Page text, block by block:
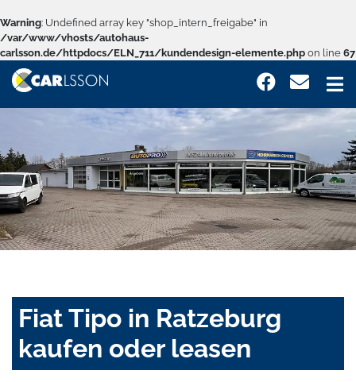
Warning: Undefined array key "shop_intern_freigabe" in
/var/www/vhosts/autohaus-
carlsson.de/httpdocs/ELN_711/kundendesign-elemente.php on line 67
Fiat Tipo in Ratzeburg
kaufen oder leasen